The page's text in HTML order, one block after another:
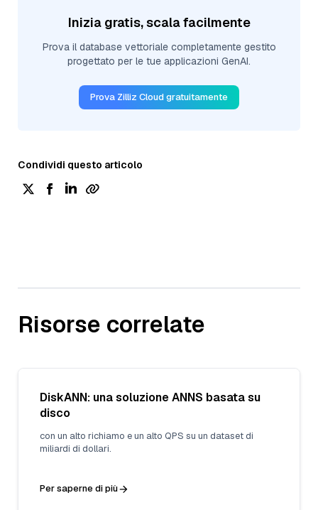
Inizia gratis, scala facilmente
Prova il database vettoriale completamente gestito
progettato per le tue applicazioni GenAI.
Prova Zilliz Cloud gratuitamente
Condividi questo articolo
Risorse correlate
DiskANN: una soluzione ANNS basata su
disco
con un alto richiamo e un alto QPS su un dataset di
miliardi di dollari.
Per saperne di più